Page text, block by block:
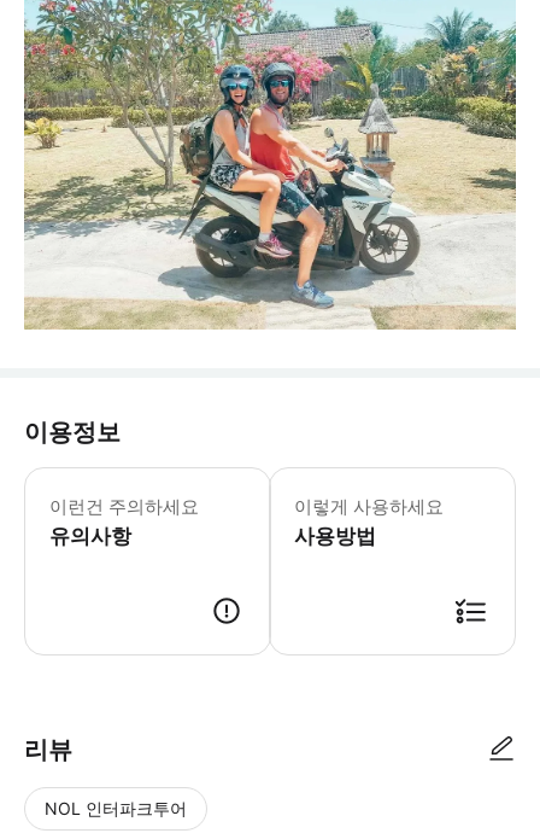
이용정보
이런건 주의하세요
유의사항
이렇게 사용하세요
사용방법
리뷰
NOL 인터파크투어